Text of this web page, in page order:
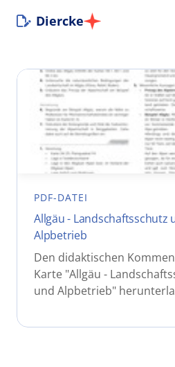
Diercke
PDF-DATEI
Allgäu - Landschaftsschutz
Alpbetrieb
Den didaktischen
Karte "Allgäu -
und Alpbetrieb"